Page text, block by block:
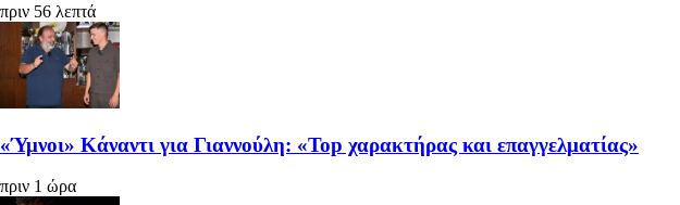
πριν 56 λεπτά
«Ύμνοι» Κάναντι για Γιαννούλη: «Top χαρακτήρας και επαγγελματίας»
πριν 1 ώρα